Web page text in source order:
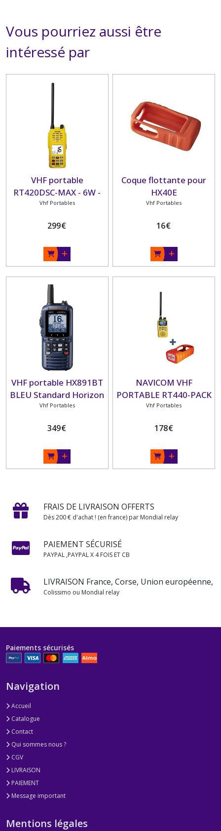
Vous pourriez aussi être
intéressé par
VHF portable
RT420DSC-MAX - 6W -
Etanche IPX 7 et
Vhf Portables
299€
Coque flottante pour
HX40E
Vhf Portables
16€
VHF portable HX891BT
BLEU Standard Horizon
GPS- ATIS
Vhf Portables
349€
NAVICOM VHF
PORTABLE RT440-PACK
Vhf Portables
178€
FRAIS DE LIVRAISON OFFERTS
Dès 200 € d'achat ! (en france) par Mondial relay
PAIEMENT SÉCURISÉ
PAYPAL ,PAYPAL X 4 FOIS ET CB
LIVRAISON France, Corse, Union européenne,
Colissimo ou Mondial relay
Paiements sécurisés
Navigation
Accueil
Catalogue
Contact
Qui sommes nous ?
CGV
LIVRAISON
PAIEMENT
Message important
Mentions légales